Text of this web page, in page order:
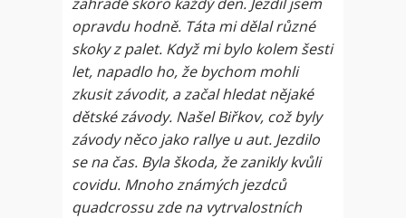
opravdu hodně. Táta mi dělal různé
skoky z palet. Když mi bylo kolem šesti
let, napadlo ho, že bychom mohli
zkusit závodit, a začal hledat nějaké
dětské závody. Našel Biřkov, což byly
závody něco jako rallye u aut. Jezdilo
se na čas. Byla škoda, že zanikly kvůli
covidu. Mnoho známých jezdců
quadcrossu zde na vytrvalostních